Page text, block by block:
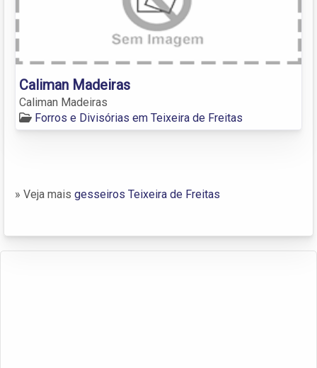
Caliman Madeiras
Caliman Madeiras
Forros e Divisórias em Teixeira de Freitas
» Veja mais gesseiros Teixeira de Freitas